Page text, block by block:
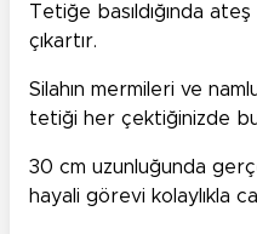
Tetiğe basıldığında
çıkartır.
Silahın mermileri ve
tetiği her çektiğinizde
30 cm uzunluğunda
hayali görevi kolaylıkla